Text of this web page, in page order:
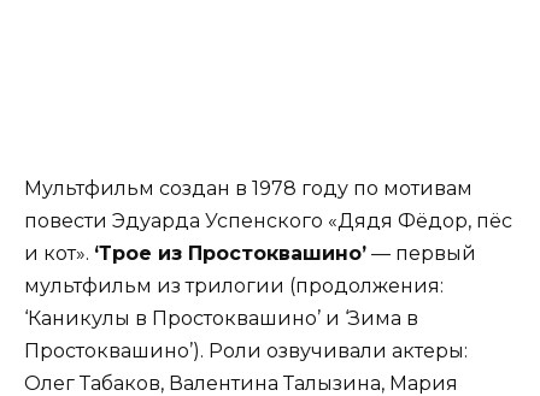
Мультфильм создан в 1978 году по мотивам
повести Эдуарда Успенского «Дядя Фёдор, пёс
и кот». ‘Трое из Простоквашино’ — первый
мультфильм из трилогии (продолжения:
‘Каникулы в Простоквашино’ и ‘Зима в
Простоквашино’). Роли озвучивали актеры:
Олег Табаков, Валентина Талызина, Мария